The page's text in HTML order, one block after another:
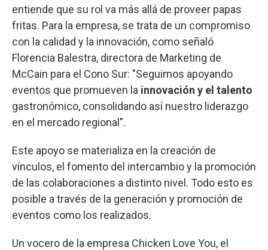
entiende que su rol va más allá de proveer papas
fritas. Para la empresa, se trata de un compromiso
con la calidad y la innovación, como señaló
Florencia Balestra, directora de Marketing de
McCain para el Cono Sur: "Seguimos apoyando
eventos que promueven la innovación y el talento
gastronómico, consolidando así nuestro liderazgo
en el mercado regional".
Este apoyo se materializa en la creación de
vínculos, el fomento del intercambio y la promoción
de las colaboraciones a distinto nivel. Todo esto es
posible a través de la generación y promoción de
eventos como los realizados.
Un vocero de la empresa Chicken Love You, el